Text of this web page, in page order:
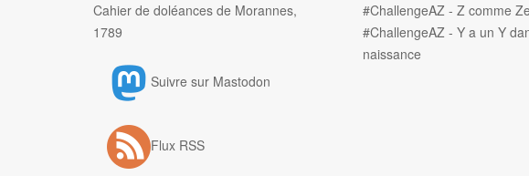
Cahier de doléances de Morannes,
1789
Suivre sur Mastodon
Flux RSS
#ChallengeAZ - Z comme
#ChallengeAZ - Y a un Y
naissance